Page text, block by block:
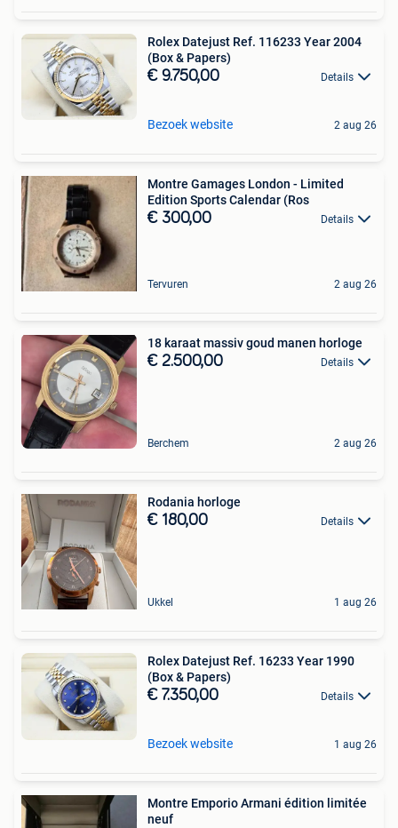
Rolex Datejust Ref. 116233 Year 2004
(Box & Papers)
€ 9.750,00 Details
Bezoek website 2 aug 26
Montre Gamages London - Limited
Edition Sports Calendar (Ros
€ 300,00 Details
Tervuren 2 aug 26
18 karaat massiv goud manen horloge
€ 2.500,00 Details
Berchem 2 aug 26
Rodania horloge
€ 180,00 Details
Ukkel 1 aug 26
Rolex Datejust Ref. 16233 Year 1990
(Box & Papers)
€ 7.350,00 Details
Bezoek website 1 aug 26
Montre Emporio Armani édition limitée
neuf